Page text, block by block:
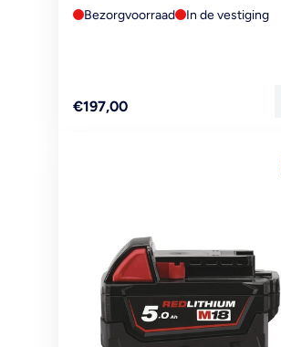
Bezorgvoorraad In de vestiging
Reguliere
€197,00